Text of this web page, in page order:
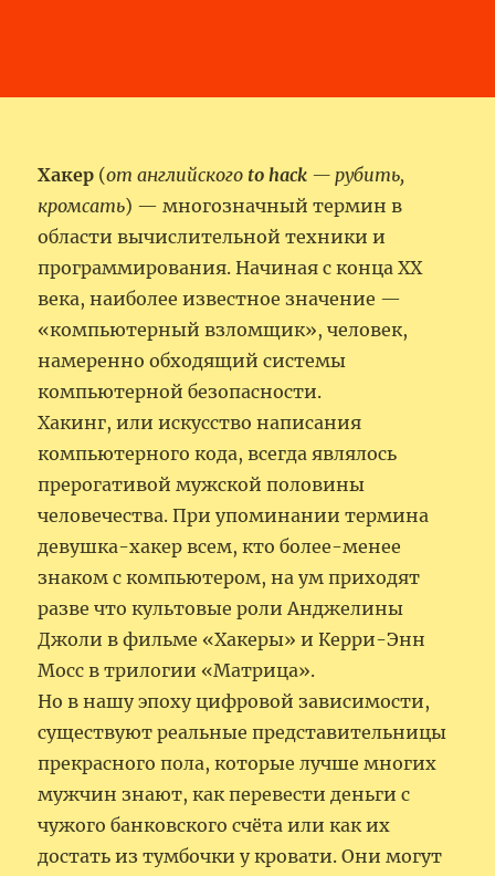
Хакер (от английского to hack — рубить,
кромсать) — многозначный термин в
области вычислительной техники и
программирования. Начиная с конца XX
века, наиболее известное значение —
«компьютерный взломщик», человек,
намеренно обходящий системы
компьютерной безопасности.
Хакинг, или искусство написания
компьютерного кода, всегда являлось
прерогативой мужской половины
человечества. При упоминании термина
девушка-хакер всем, кто более-менее
знаком с компьютером, на ум приходят
разве что культовые роли Анджелины
Джоли в фильме «Хакеры» и Керри-Энн
Мосс в трилогии «Матрица».
Но в нашу эпоху цифровой зависимости,
существуют реальные представительницы
прекрасного пола, которые лучше многих
мужчин знают, как перевести деньги с
чужого банковского счёта или как их
достать из тумбочки у кровати. Они могут